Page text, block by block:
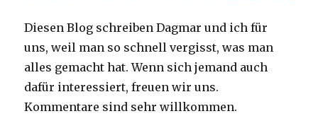
Diesen Blog schreiben Dagmar und ich für
uns, weil man so schnell vergisst, was man
alles gemacht hat. Wenn sich jemand auch
dafür interessiert, freuen wir uns.
Kommentare sind sehr willkommen.